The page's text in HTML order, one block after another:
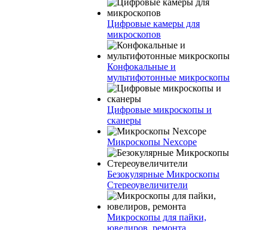
Цифровые камеры для
микроскопов
Конфокальные и
мультифотонные микроскопы
Цифровые микроскопы и
сканеры
Микроскопы Nexcope
Безокулярные Микроскопы
Стереоувеличители
Микроскопы для пайки,
ювелиров, ремонта